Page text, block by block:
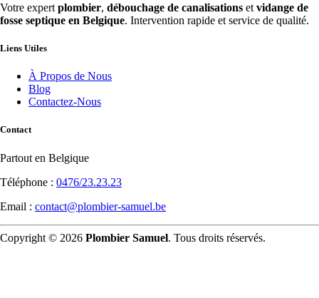
Votre expert plombier, débouchage de canalisations et vidange de
fosse septique en Belgique. Intervention rapide et service de qualité.
Liens Utiles
À Propos de Nous
Blog
Contactez-Nous
Contact
Partout en Belgique
Téléphone : 0476/23.23.23
Email : contact@plombier-samuel.be
Copyright © 2026 Plombier Samuel. Tous droits réservés.